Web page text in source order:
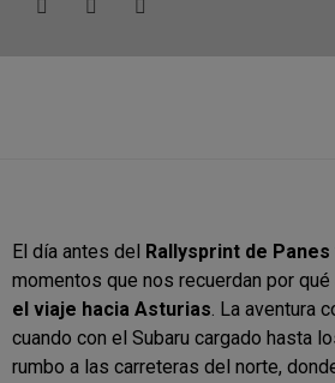
El día antes del Rallysprint de Panes
momentos que nos recuerdan por
el viaje hacia Asturias. La aventura
cuando con el Subaru cargado hasta
rumbo a las carreteras del norte,